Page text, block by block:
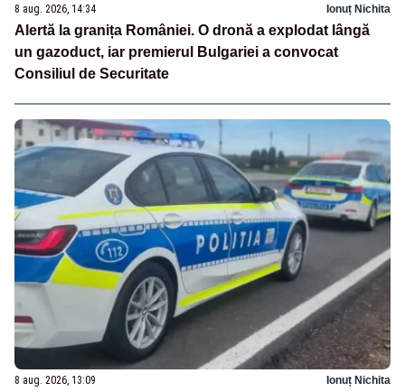
8 aug. 2026, 14:34 Ionuț Nichita
Alertă la granița României. O dronă a explodat lângă
un gazoduct, iar premierul Bulgariei a convocat
Consiliul de Securitate
8 aug. 2026, 13:09 Ionuț Nichita